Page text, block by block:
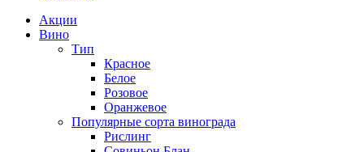
Акции
Вино
Тип
Красное
Белое
Розовое
Оранжевое
Популярные сорта винограда
Рислинг